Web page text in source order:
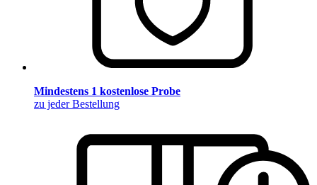
Mindestens 1 kostenlose Probe
zu jeder Bestellung